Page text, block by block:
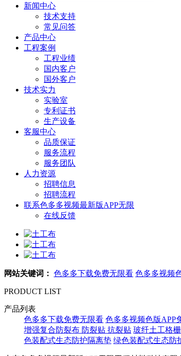
新闻中心
技术支持
常见问答
产品中心
工程案例
工程业绩
国内客户
国外客户
技术实力
实验室
专利证书
生产设备
客服中心
品质保证
服务流程
服务团队
人力资源
招聘信息
招聘流程
联系色多多视频最新版APP无限
在线反馈
网站关键词： 色多多下载免费无限看 色多多视频
PRODUCT LIST
产品列表
色多多下载免费无限看 色多多视频色版APP
增强复合防裂布 防裂贴 抗裂贴 玻纤土工格栅
色装配式生态防护隔离垫 绿色装配式生态防